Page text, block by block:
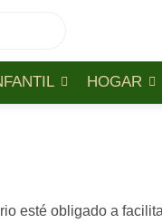
HOGAR
esté obligado a